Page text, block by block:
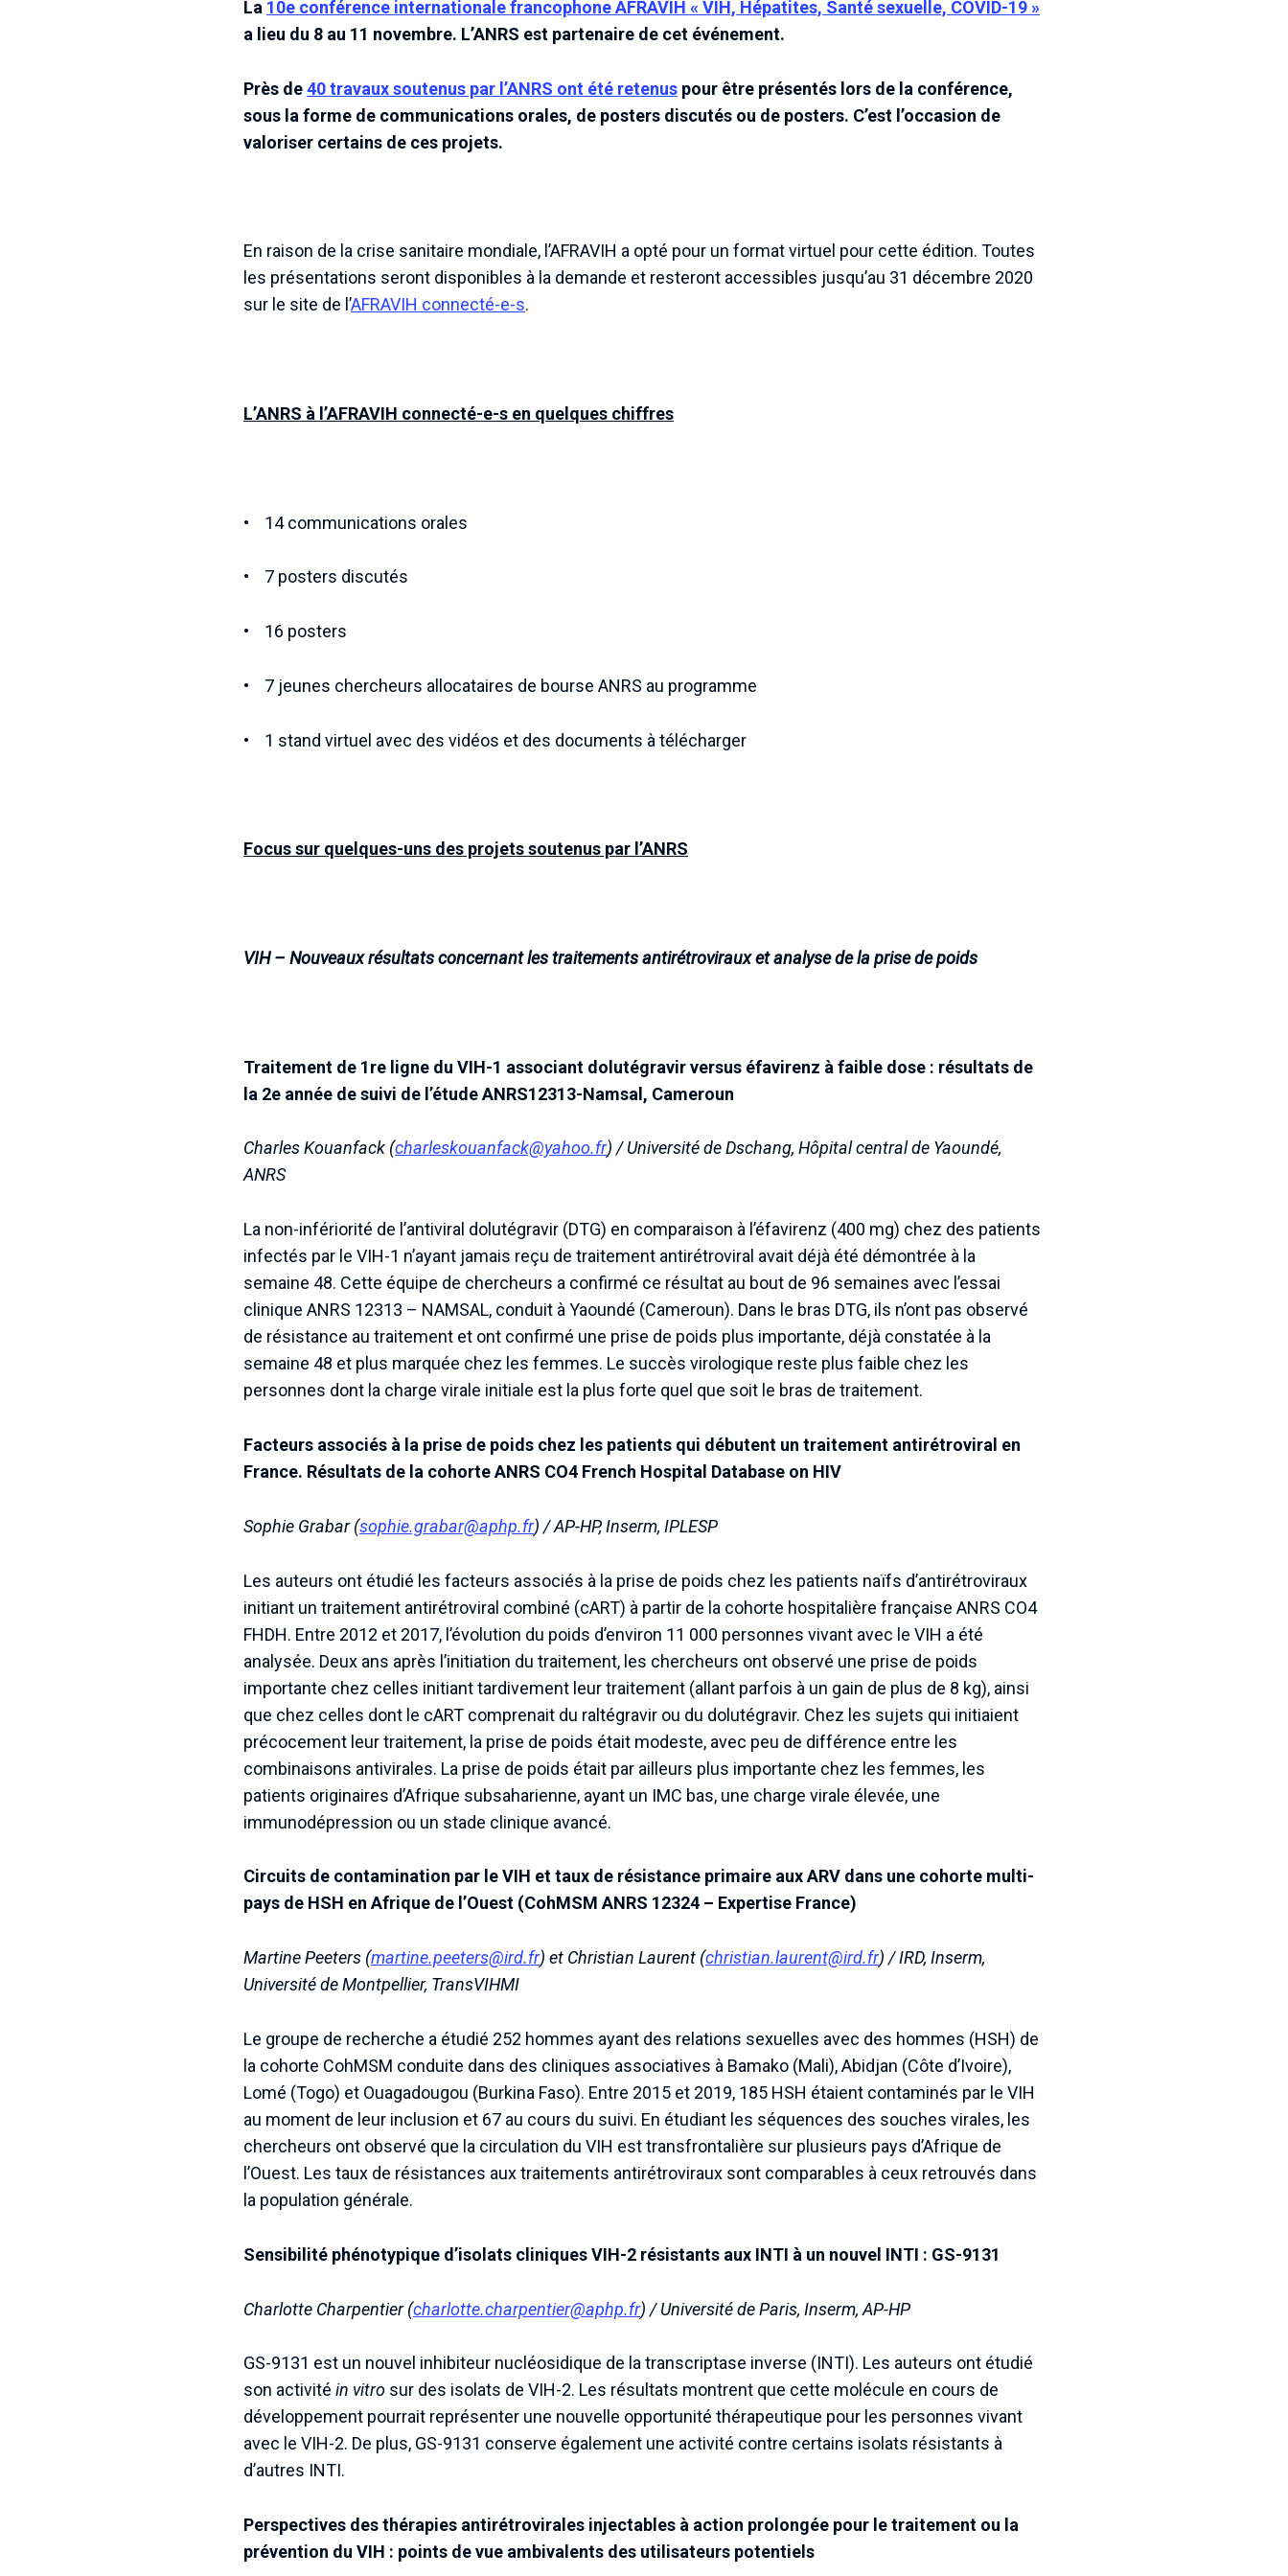
La 10e conférence internationale francophone AFRAVIH « VIH, Hépatites, Santé sexuelle, COVID-19 »
a lieu du 8 au 11 novembre. L’ANRS est partenaire de cet événement.
Près de40 travaux soutenus par l’ANRS ont été retenus pour être présentés lors de la conférence,
sous la forme de communications orales, de posters discutés ou de posters. C’est l’occasion de
valoriser certains de ces projets.
En raison de la crise sanitaire mondiale, l’AFRAVIH a opté pour un format virtuel pour cette édition. Toutes
les présentations seront disponibles à la demande et resteront accessibles jusqu’au 31 décembre 2020
sur le site de l’AFRAVIH connecté-e-s.
L’ANRS à l’AFRAVIH connecté-e-s en quelques chiffres
• 14 communications orales
• 7 posters discutés
• 16 posters
• 7 jeunes chercheurs allocataires de bourse ANRS au programme
• 1 stand virtuel avec des vidéos et des documents à télécharger
Focus sur quelques-uns des projets soutenus par l’ANRS
VIH – Nouveaux résultats concernant les traitements antirétroviraux et analyse de la prise de poids
Traitement de 1re ligne du VIH-1 associant dolutégravir versus éfavirenz à faible dose : résultats de
la 2e année de suivi de l’étude ANRS12313-Namsal, Cameroun
Charles Kouanfack (charleskouanfack@yahoo.fr) / Université de Dschang, Hôpital central de Yaoundé,
ANRS
La non-infériorité de l’antiviral dolutégravir (DTG) en comparaison à l’éfavirenz (400 mg) chez des patients
infectés par le VIH-1 n’ayant jamais reçu de traitement antirétroviral avait déjà été démontrée à la
semaine 48. Cette équipe de chercheurs a confirmé ce résultat au bout de 96 semaines avec l’essai
clinique ANRS 12313 – NAMSAL, conduit à Yaoundé (Cameroun). Dans le bras DTG, ils n’ont pas observé
de résistance au traitement et ont confirmé une prise de poids plus importante, déjà constatée à la
semaine 48 et plus marquée chez les femmes. Le succès virologique reste plus faible chez les
personnes dont la charge virale initiale est la plus forte quel que soit le bras de traitement.
Facteurs associés à la prise de poids chez les patients qui débutent un traitement antirétroviral en
France. Résultats de la cohorte ANRS CO4 French Hospital Database on HIV
Sophie Grabar (sophie.grabar@aphp.fr) / AP-HP, Inserm, IPLESP
Les auteurs ont étudié les facteurs associés à la prise de poids chez les patients naïfs d’antirétroviraux
initiant un traitement antirétroviral combiné (cART) à partir de la cohorte hospitalière française ANRS CO4
FHDH. Entre 2012 et 2017, l’évolution du poids d’environ 11 000 personnes vivant avec le VIH a été
analysée. Deux ans après l’initiation du traitement, les chercheurs ont observé une prise de poids
importante chez celles initiant tardivement leur traitement (allant parfois à un gain de plus de 8 kg), ainsi
que chez celles dont le cART comprenait du raltégravir ou du dolutégravir. Chez les sujets qui initiaient
précocement leur traitement, la prise de poids était modeste, avec peu de différence entre les
combinaisons antivirales. La prise de poids était par ailleurs plus importante chez les femmes, les
patients originaires d’Afrique subsaharienne, ayant un IMC bas, une charge virale élevée, une
immunodépression ou un stade clinique avancé.
Circuits de contamination par le VIH et taux de résistance primaire aux ARV dans une cohorte multi-
pays de HSH en Afrique de l’Ouest (CohMSM ANRS 12324 – Expertise France)
Martine Peeters (martine.peeters@ird.fr) et Christian Laurent (christian.laurent@ird.fr) / IRD, Inserm,
Université de Montpellier, TransVIHMI
Le groupe de recherche a étudié 252 hommes ayant des relations sexuelles avec des hommes (HSH) de
la cohorte CohMSM conduite dans des cliniques associatives à Bamako (Mali), Abidjan (Côte d’Ivoire),
Lomé (Togo) et Ouagadougou (Burkina Faso). Entre 2015 et 2019, 185 HSH étaient contaminés par le VIH
au moment de leur inclusion et 67 au cours du suivi. En étudiant les séquences des souches virales, les
chercheurs ont observé que la circulation du VIH est transfrontalière sur plusieurs pays d’Afrique de
l’Ouest. Les taux de résistances aux traitements antirétroviraux sont comparables à ceux retrouvés dans
la population générale.
Sensibilité phénotypique d’isolats cliniques VIH-2 résistants aux INTI à un nouvel INTI : GS-9131
Charlotte Charpentier (charlotte.charpentier@aphp.fr) / Université de Paris, Inserm, AP-HP
GS-9131 est un nouvel inhibiteur nucléosidique de la transcriptase inverse (INTI). Les auteurs ont étudié
son activité in vitro sur des isolats de VIH-2. Les résultats montrent que cette molécule en cours de
développement pourrait représenter une nouvelle opportunité thérapeutique pour les personnes vivant
avec le VIH-2. De plus, GS-9131 conserve également une activité contre certains isolats résistants à
d’autres INTI.
Perspectives des thérapies antirétrovirales injectables à action prolongée pour le traitement ou la
prévention du VIH : points de vue ambivalents des utilisateurs potentiels